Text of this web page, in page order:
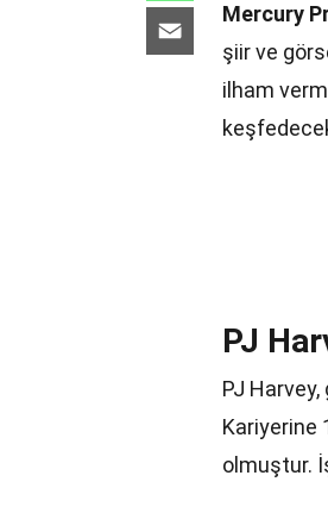
Mercury
şiir ve
ilham
PJ
PJ Harvey,
Kariyerine
olmuştur.